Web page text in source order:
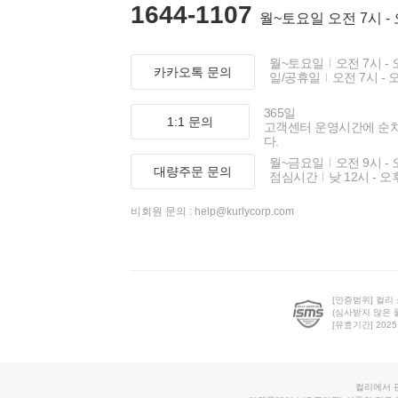
1644-1107 월~토요일 오전 7시 -
카카오톡 문의
월~토요일
오전 7시 -
일/공휴일
오전 7시 -
1:1 문의
365일
고객센터 운영시간에 순
다.
대량주문 문의
월~금요일
오전 9시 -
점심시간
낮 12시 - 오
비회원 문의 : help@kurlycorp.com
[인증범위] 컬리
(심사받지 않은
[유효기간]
컬리에서